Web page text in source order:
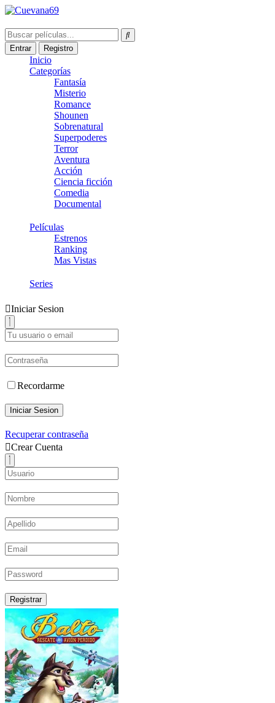
Entrar Registro
Inicio
Categorías
Fantasía
Misterio
Romance
Shounen
Sobrenatural
Superpoderes
Terror
Aventura
Acción
Ciencia ficción
Comedia
Documental
Películas
Estrenos
Ranking
Mas Vistas
Series
Iniciar Sesion
Recordarme
Iniciar Sesion
Recuperar contraseña
Crear Cuenta
Registrar